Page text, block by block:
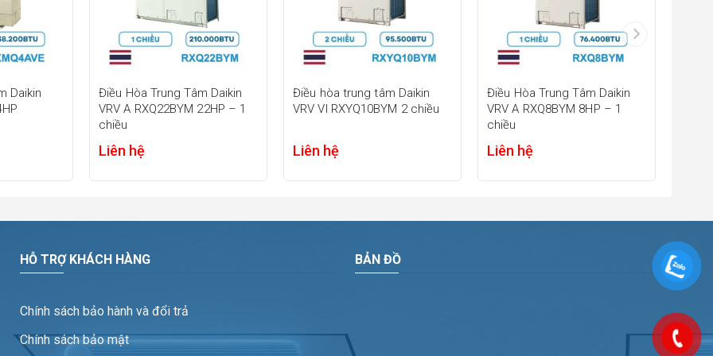
cho trần hẹp
ống gió Daikin VRV FXDQ20PDVE 7.500BTUchính là thiết kế nhỏ gọn
Daikin
Điều Hòa Trung Tâm Daikin
VRV A RXQ22BYM 22HP – 1
chiều
Liên hệ
Điều hòa trung tâm Daikin
VRV VI RXYQ10BYM 2 chiều
Liên hệ
Điều Hòa Trung Tâm Daikin
VRV A RXQ8BYM 8HP – 1
chiều
Liên hệ
HỖ TRỢ KHÁCH HÀNG
Chính sách bảo hành và đổi trả
Chính sách bảo mật
BẢN ĐỒ